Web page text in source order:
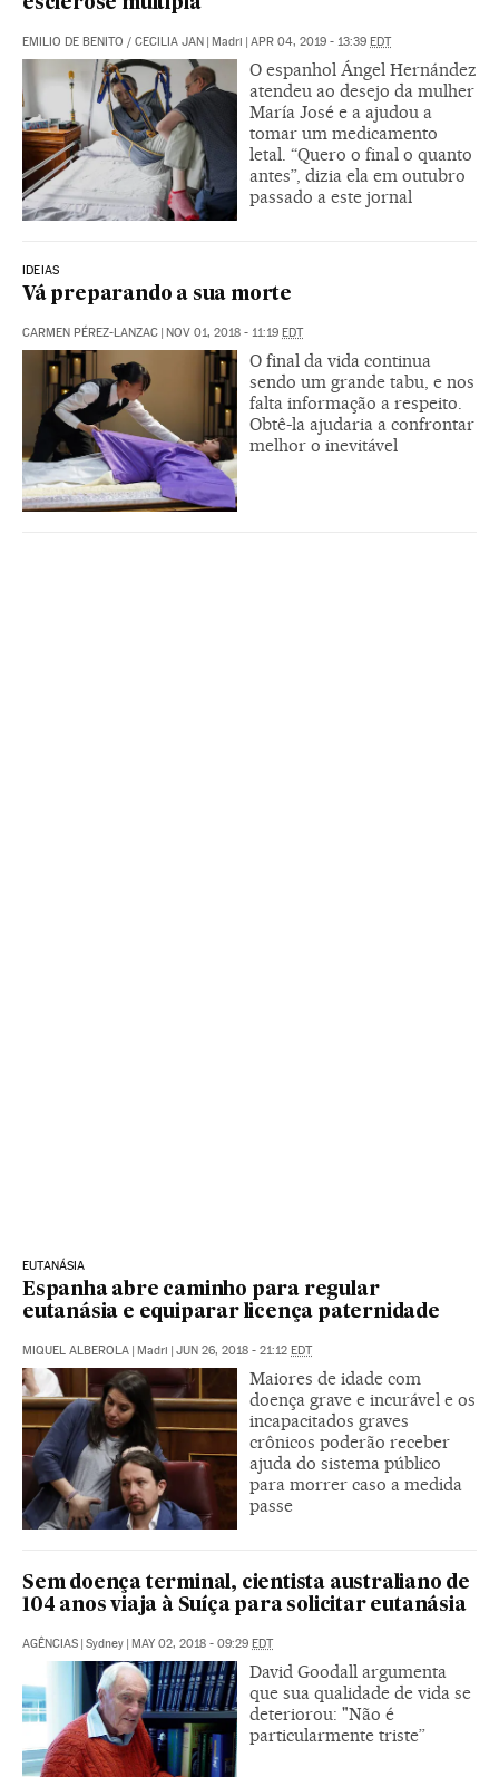
EMILIO DE BENITO / CECILIA JAN | Madri | APR 04, 2019 - 13:39 EDT
O espanhol Ángel Hernández
atendeu ao desejo da mulher
María José e a ajudou a
tomar um medicamento
letal. “Quero o final o quanto
antes”, dizia ela em outubro
passado a este jornal
IDEIAS
Vá preparando a sua morte
CARMEN PÉREZ-LANZAC | NOV 01, 2018 - 11:19 EDT
O final da vida continua
sendo um grande tabu, e nos
falta informação a respeito.
Obtê-la ajudaria a confrontar
melhor o inevitável
EUTANÁSIA
Espanha abre caminho para regular
eutanásia e equiparar licença paternidade
MIQUEL ALBEROLA | Madri | JUN 26, 2018 - 21:12 EDT
Maiores de idade com
doença grave e incurável e os
incapacitados graves
crônicos poderão receber
ajuda do sistema público
para morrer caso a medida
passe
Sem doença terminal, cientista australiano de
104 anos viaja à Suíça para solicitar eutanásia
AGÊNCIAS | Sydney | MAY 02, 2018 - 09:29 EDT
David Goodall argumenta
que sua qualidade de vida se
deteriorou: "Não é
particularmente triste”